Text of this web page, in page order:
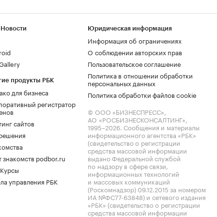
продукты РБК
для бизнеса
регистратор
сайтов
знакомств podbor.ru
управления РБК
Юридическая информация
Информация об ограничениях
О соблюдении авторских прав
Пользовательское соглашение
Политика в отношении обработки
персональных данных
Политика обработки файлов cookie
© ООО «БИЗНЕСПРЕСС»,
АО «РОСБИЗНЕСКОНСАЛТИНГ»,
1995–2026. Сообщения и материалы
информационного агентства «РБК»
(свидетельство о регистрации
средства массовой информации
выдано Федеральной службой
по надзору в сфере связи,
информационных технологий
и массовых коммуникаций
(Роскомнадзор) 09.12.2015 за номером
ИА №ФС77-63848) и сетевого издания
«РБК» (свидетельство о регистрации
средства массовой информации